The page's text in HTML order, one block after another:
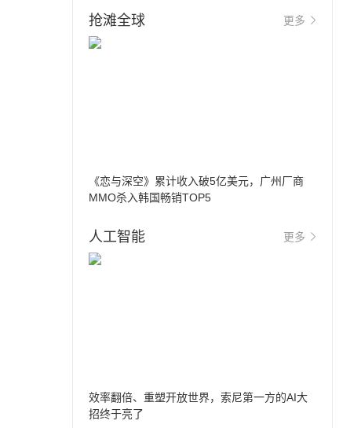
抢滩全球 更多
《恋与深空》累计收入破5亿美元，广州厂商
MMO杀入韩国畅销TOP5
人工智能 更多
效率翻倍、重塑开放世界，索尼第一方的AI大
招终于亮了